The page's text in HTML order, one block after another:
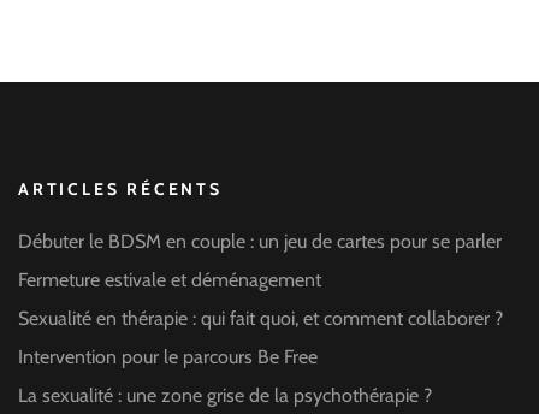
ARTICLES RÉCENTS
Débuter le BDSM en couple : un jeu de cartes pour se parler
Fermeture estivale et déménagement
Sexualité en thérapie : qui fait quoi, et comment collaborer ?
Intervention pour le parcours Be Free
La sexualité : une zone grise de la psychothérapie ?